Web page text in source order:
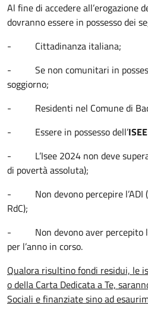
Al fine di accedere all’erogazione
dovranno essere in possesso dei
- Cittadinanza italiana;
- Se non comunitari in
soggiorno;
- Residenti nel Comune di
- Essere in possesso dell’
- L’Isee 2024 non deve
di povertà assoluta);
- Non devono percepire l’ADI
RdC);
- Non devono aver percepito la
per l’anno in corso.
Qualora risultino fondi residui, le
o della Carta Dedicata a Te,
Sociali e finanziate sino ad